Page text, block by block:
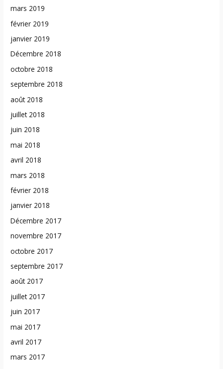
mars 2019
février 2019
janvier 2019
Décembre 2018
octobre 2018
septembre 2018
août 2018
juillet 2018
juin 2018
mai 2018
avril 2018
mars 2018
février 2018
janvier 2018
Décembre 2017
novembre 2017
octobre 2017
septembre 2017
août 2017
juillet 2017
juin 2017
mai 2017
avril 2017
mars 2017